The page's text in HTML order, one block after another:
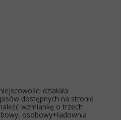
działała
dostępnych na stronie
wzmiankę o trzech
osobowy+ładownia